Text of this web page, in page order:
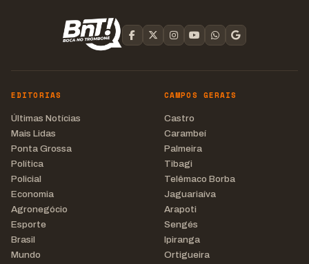
EDITORIAS
Últimas Notícias
Mais Lidas
Ponta Grossa
Política
Policial
Economia
Agronegócio
Esporte
Brasil
Mundo
CAMPOS GERAIS
Castro
Carambeí
Palmeira
Tibagi
Telêmaco Borba
Jaguariaíva
Arapoti
Sengés
Ipiranga
Ortigueira